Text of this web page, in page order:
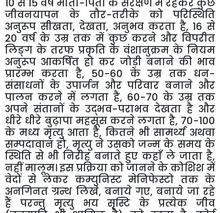
10 से 15 वर्ष माता-पिता के संरक्षण में रहकर कुछ
जीवनयापन के तौर-तरीके को परिस्थिति
अनुरूप सीखता, देखता, अनुभव करता है, 16 से
20 वर्ष के उम्र तक में कुछ करने और विपरीत
लिङ्ग के तरफ प्रकृति के वंशानुक्रम के नियम
अनुरूप आकर्षित हो कर जोड़ी बनाने की भाव
प्रारम्भ करता है, 50-60 के उम्र तक धन-
संसाधनों के उपार्जन और परिवार बनाने और
पालन करने में लगता है, 60-70 के उम्र तक
अपने संतानों के उद्भव-पराभव देखता है और
धीरे धीरे बुढ़ापा महसूस करने लगता है, 70-100
के मध्य मृत्यु आता है, कितने भी सामर्थ्य अथवा
सम्पदावान हो, मृत्यु ने उसको जन्म के समय के
स्थिति से भी निरीह बनाते हुए कहाँ ले जाता है,
नहीं मालूम। इस प्रक्रिया को जानने के कोशिश में
वेदों से लेकर कम्युनिस्ट मेनिफेस्टो तक के
अनगिनत ग्रन्थ लिखे, बनाये गए, बनाये जा रहे
हैं परन्तु मृत्यु भय सृस्टि के प्रत्येक जीव